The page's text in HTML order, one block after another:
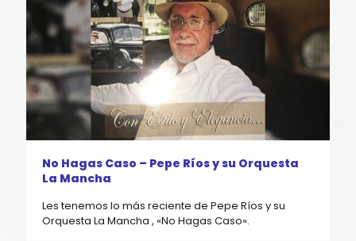
No Hagas Caso – Pepe Ríos y su Orquesta
La Mancha
Les tenemos lo más reciente de Pepe Ríos y su
Orquesta La Mancha , «No Hagas Caso».